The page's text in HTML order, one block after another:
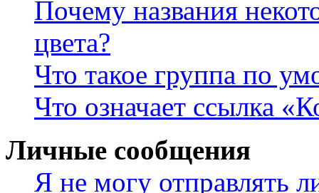
Почему названия
цвета?
Что такое группа по
Что означает ссылка
Личные сообщения
Я не могу отправлять